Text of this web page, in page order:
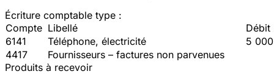
Écriture comptable type :
Compte Libellé
Débit
6141
Téléphone, électricité
5 000
4417
Fournisseurs – factures non parvenues
Produits à recevoir